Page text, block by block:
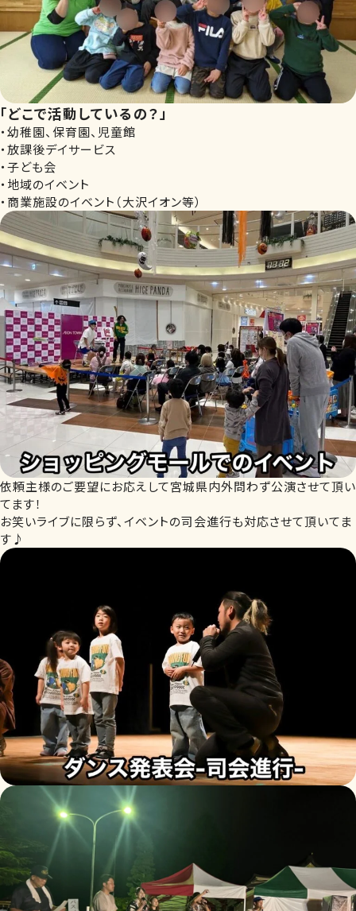
「どこで活動しているの？」
・幼稚園、保育園、児童館
・放課後デイサービス
・子ども会
・地域のイベント
・商業施設のイベント（大沢イオン等）
依頼主様のご要望にお応えして宮城県内外問わず公演させて頂い
てます！
お笑いライブに限らず、イベントの司会進行も対応させて頂いてま
す♪